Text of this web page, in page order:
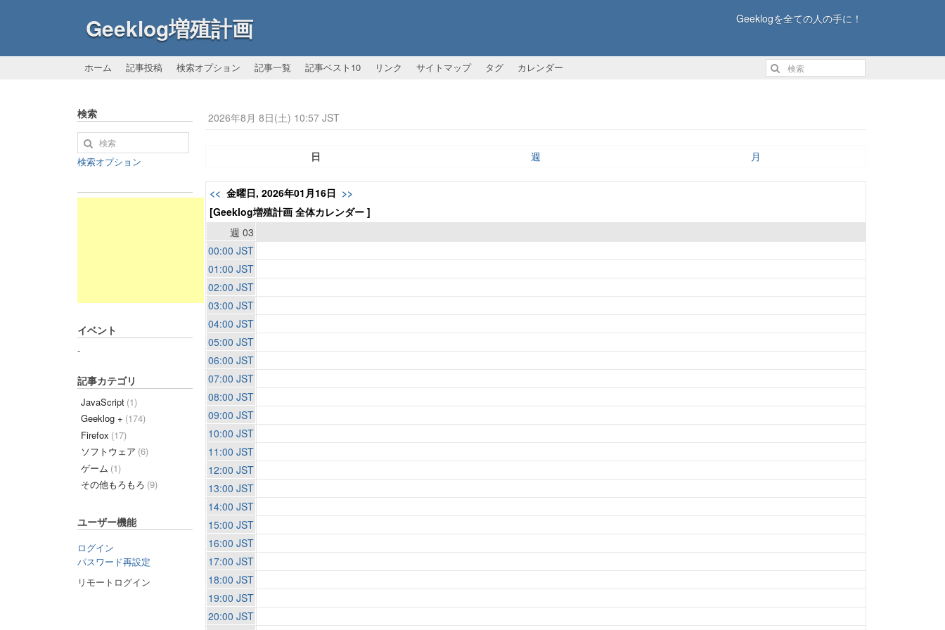
Geeklog増殖計画 Geeklogを全ての人の手に！
ホーム 記事投稿 検索オプション 記事一覧 記事ベスト10 リンク サイトマップ タグ カレンダー
2026年8月 8日(土) 10:57 JST
日 週 月
<< 金曜日, 2026年01月16日 >>
[Geeklog増殖計画 全体カレンダー ]
週 03
00:00 JST
01:00 JST
02:00 JST
03:00 JST
04:00 JST
05:00 JST
06:00 JST
07:00 JST
08:00 JST
09:00 JST
10:00 JST
11:00 JST
12:00 JST
13:00 JST
14:00 JST
15:00 JST
16:00 JST
17:00 JST
18:00 JST
19:00 JST
20:00 JST
検索
検索オプション
イベント
-
記事カテゴリ
JavaScript (1)
Geeklog + (174)
Firefox (17)
ソフトウェア (6)
ゲーム (1)
その他もろもろ (9)
ユーザー機能
ログイン
パスワード再設定
リモートログイン